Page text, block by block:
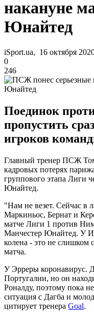
накануне
Юнайтед
iSport.ua, 16 октября
0
246
Поединок
пропустить
игроков
Главный тренер ПСЖ
кадровых потерях
группового этапа Лиги
Юнайтед.
"Нам не везет. Сейчас в
Маркиньос, Бернат и
матче Лиги 1 против
Манчестер Юнайтед. У
колена - это не слишком
матча.
У Эрреры коронавирус.
Португалии, но он
Роналду, поэтому пока
ситуация с Дагба и
цитирует тренера Goal.